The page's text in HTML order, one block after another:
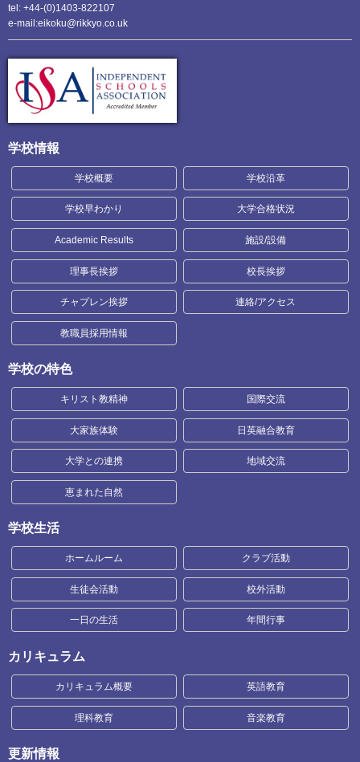
tel: +44-(0)1403-822107
e-mail:eikoku@rikkyo.co.uk
学校情報
学校概要 学校沿革
学校早わかり 大学合格状況
Academic Results 施設/設備
理事長挨拶 校長挨拶
チャプレン挨拶 連絡/アクセス
教職員採用情報
学校の特色
キリスト教精神 国際交流
大家族体験 日英融合教育
大学との連携 地域交流
恵まれた自然
学校生活
ホームルーム クラブ活動
生徒会活動 校外活動
一日の生活 年間行事
カリキュラム
カリキュラム概要 英語教育
理科教育 音楽教育
更新情報